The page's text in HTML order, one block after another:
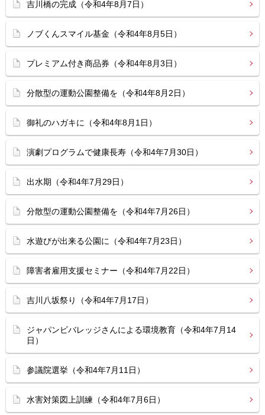
吉川橋の完成（令和4年8月7日）
ノブくんスマイル基金（令和4年8月5日）
プレミアム付き商品券（令和4年8月3日）
分散型の運動公園整備を（令和4年8月2日）
御礼のハガキに（令和4年8月1日）
演劇プログラムで健康長寿（令和4年7月30日）
出水期（令和4年7月29日）
分散型の運動公園整備を（令和4年7月26日）
水遊びが出来る公園に（令和4年7月23日）
障害者雇用支援セミナー（令和4年7月22日）
吉川八坂祭り（令和4年7月17日）
ジャパンビバレッジさんによる環境教育（令和4年7月14
日）
参議院選挙（令和4年7月11日）
水害対策図上訓練（令和4年7月6日）